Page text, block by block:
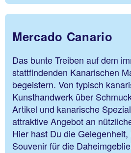
Mercado Canario
Das bunte Treiben auf dem
stattfindenden Kanarischen
begeistern. Von typisch
Kunsthandwerk über
Artikel und kanarische
attraktive Angebot an
Hier hast Du die
Souvenir für die